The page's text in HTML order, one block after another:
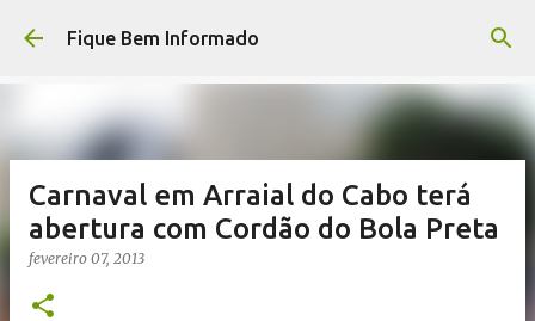
Pular para o conteúdo principal
Fique Bem Informado
Carnaval em Arraial do Cabo terá
abertura com Cordão do Bola Preta
fevereiro 07, 2013